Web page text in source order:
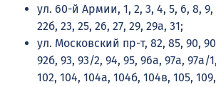
ул. 60-й Армии, 1, 2, 3, 4, 5, 6, 8, 9,
22б, 23, 25, 26, 27, 29, 29а, 31;
ул. Московский пр-т, 82, 85, 90,
92б, 93, 93/2, 94, 95, 96а, 97а, 97а/
102, 104, 104а, 104б, 104в, 105,